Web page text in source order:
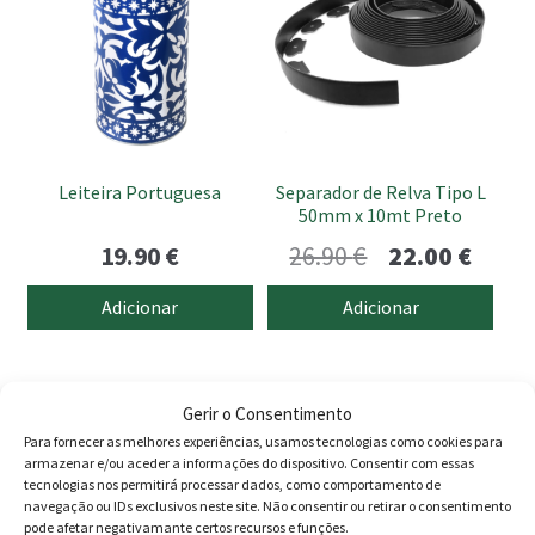
Gerir o Consentimento
Para fornecer as melhores experiências, usamos tecnologias como cookies para
armazenar e/ou aceder a informações do dispositivo. Consentir com essas
tecnologias nos permitirá processar dados, como comportamento de
navegação ou IDs exclusivos neste site. Não consentir ou retirar o consentimento
pode afetar negativamante certos recursos e funções.
Leiteira Portuguesa
19.90€
Adicionar
Separador de Relva Tipo L
50mm x 10mt Preto
26.90€
preço
original
22.00 €O
preço
atual
Adicionar
Agricultura
Animais